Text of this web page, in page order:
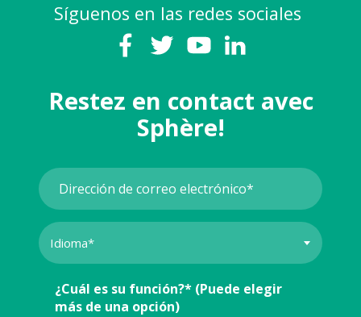
Síguenos en las redes sociales
Restez en contact avec
Sphère!
¿Cuál es su función?* (Puede elegir
más de una opción)